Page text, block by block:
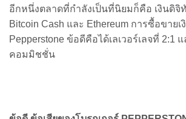
อีกหนึ่งตลาดที่กำลังเป็นที่นิยมก็คือ เงินดิจิ
Bitcoin Cash และ Ethereum การซื้อขาย
Pepperstone ข้อดีคือได้เลเวอร์เลจที่ 2:1
คอมมิชชั่น